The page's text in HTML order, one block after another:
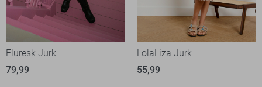
Fluresk Jurk
79,99
LolaLiza Jurk
55,99